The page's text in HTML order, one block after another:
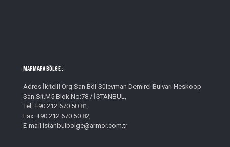
MARMARA BÖLGE :
Adres İkitelli Org.San.Böl Süleyman Demirel Bulvarı Heskoop
San.Sit.M5 Blok No:78 / İSTANBUL,
Tel: +90 212 670 50 81,
Fax: +90 212 670 50 82,
E-mail:istanbulbolge@armor.com.tr